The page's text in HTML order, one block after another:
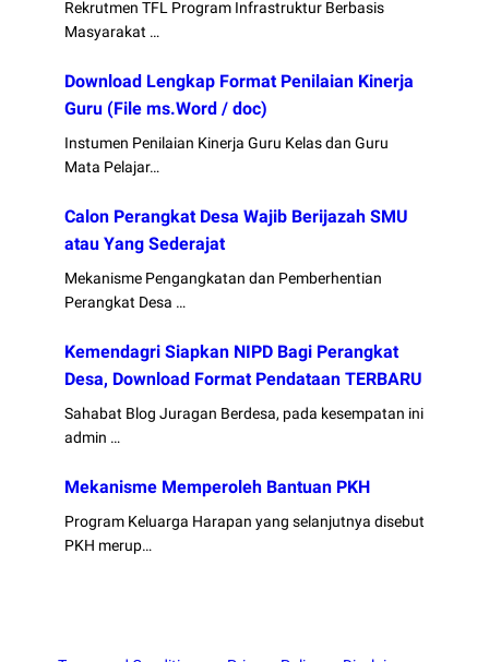
Rekrutmen TFL Program Infrastruktur Berbasis
Masyarakat …
Download Lengkap Format Penilaian Kinerja
Guru (File ms.Word / doc)
Instumen Penilaian Kinerja Guru Kelas dan Guru
Mata Pelajar…
Calon Perangkat Desa Wajib Berijazah SMU
atau Yang Sederajat
Mekanisme Pengangkatan dan Pemberhentian
Perangkat Desa …
Kemendagri Siapkan NIPD Bagi Perangkat
Desa, Download Format Pendataan TERBARU
Sahabat Blog Juragan Berdesa, pada kesempatan ini
admin …
Mekanisme Memperoleh Bantuan PKH
Program Keluarga Harapan yang selanjutnya disebut
PKH merup…